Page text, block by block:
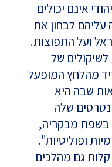
אינם יכולים
עליהם לבחון את
ועל התפוצות.
של
מהלחץ המופעל
שבה היא
שלה
בשפת מבקריה,
ופוליטיות".
גם מהלכים